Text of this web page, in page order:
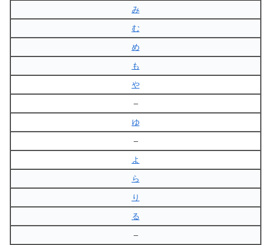
み
む
め
も
や
–
ゆ
–
よ
ら
り
る
–